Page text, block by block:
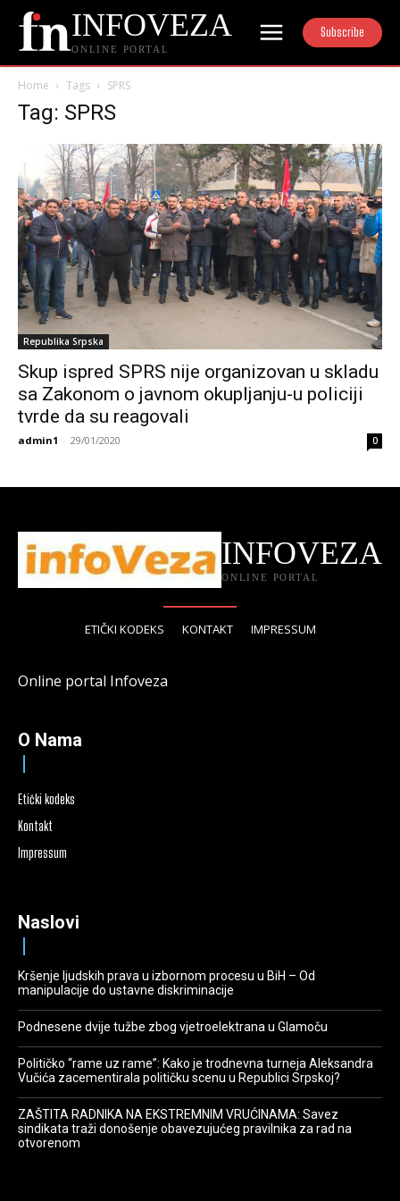
INFOVEZA
ONLINE PORTAL
Subscribe
Home Tags SPRS
Tag: SPRS
Republika Srpska
Skup ispred SPRS nije organizovan u skladu
sa Zakonom o javnom okupljanju-u policiji
tvrde da su reagovali
admin1 - 29/01/2020 0
INFOVEZA
ONLINE PORTAL
ETIČKI KODEKS KONTAKT IMPRESSUM
Online portal Infoveza
O Nama
Etički kodeks
Kontakt
Impressum
Naslovi
Kršenje ljudskih prava u izbornom procesu u BiH – Od
manipulacije do ustavne diskriminacije
Podnesene dvije tužbe zbog vjetroelektrana u Glamoču
Političko “rame uz rame”: Kako je trodnevna turneja Aleksandra
Vučića zacementirala političku scenu u Republici Srpskoj?
ZAŠTITA RADNIKA NA EKSTREMNIM VRUĆINAMA: Savez
sindikata traži donošenje obavezujućeg pravilnika za rad na
otvorenom